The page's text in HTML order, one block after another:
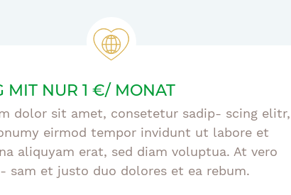
MIT NUR 1 €/ MONAT
dolor sit amet, consetetur sadip- scing elitr,
eirmod tempor invidunt ut labore et
aliquyam erat, sed diam voluptua. At vero
sam et justo duo dolores et ea rebum.